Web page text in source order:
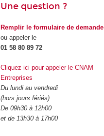
Une question ?
Remplir le formulaire de demande
ou appeler le
01 58 80 89 72
Cliquez ici pour appeler le CNAM
Entreprises
Du lundi au vendredi
(hors jours fériés)
De 09h30 à 12h00
et de 13h30 à 17h00